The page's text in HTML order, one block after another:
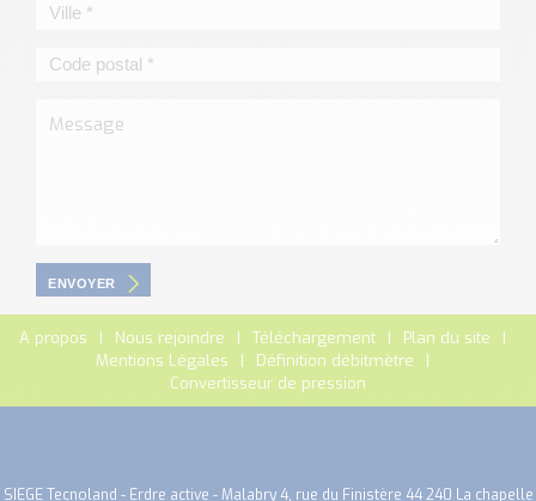
ENVOYER
A propos Nous rejoindre Téléchargement
Plan du site
Mentions Légales
Définition débitmètre
Convertisseur de pression
SIEGE Tecnoland - Erdre active - Malabry 4, rue du Finistère 44 240 La chapelle